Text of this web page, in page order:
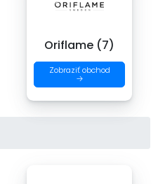
Oriflame (7)
Zobraziť obchod
→